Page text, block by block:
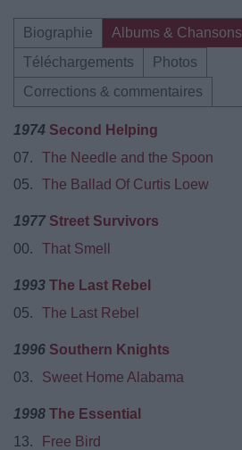
Biographie
Albums & Chansons
Téléchargements
Photos
Corrections & commentaires
1974 Second Helping
07.
The Needle and the Spoon
05.
The Ballad Of Curtis Loew
1977 Street Survivors
00.
That Smell
1993 The Last Rebel
05.
The Last Rebel
1996 Southern Knights
03.
Sweet Home Alabama
1998 The Essential
13.
Free Bird